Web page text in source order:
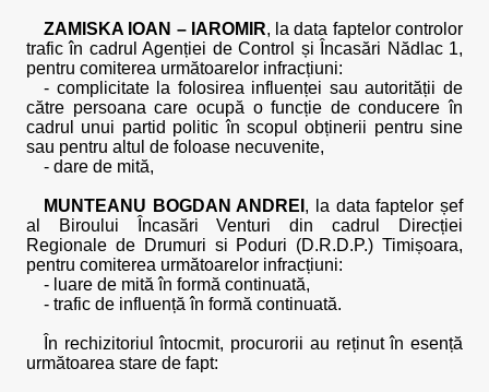
ZAMISKA IOAN – IAROMIR, la data faptelor controlor
trafic în cadrul Agenției de Control și Încasări Nădlac 1,
pentru comiterea următoarelor infracțiuni:
- complicitate la folosirea influenței sau autorității de
către persoana care ocupă o funcție de conducere în
cadrul unui partid politic în scopul obținerii pentru sine
sau pentru altul de foloase necuvenite,
- dare de mită,
MUNTEANU BOGDAN ANDREI , la data faptelor șef
al Biroului Încasări Venturi din cadrul Direcției
Regionale de Drumuri si Poduri (D.R.D.P.) Timișoara,
pentru comiterea următoarelor infracțiuni:
- luare de mită în formă continuată,
- trafic de influență în formă continuată.
În rechizitoriul întocmit, procurorii au reținut în esență
următoarea stare de fapt: